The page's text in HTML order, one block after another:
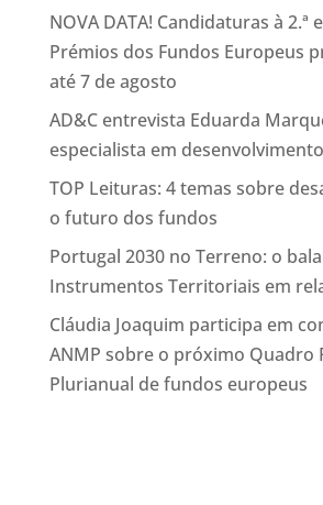
NOVA DATA! Candidaturas à 2.ª
Prémios dos Fundos Europeus
até 7 de agosto
AD&C entrevista Eduarda
especialista em
TOP Leituras: 4 temas sobre
o futuro dos fundos
Portugal 2030 no Terreno: o
Instrumentos Territoriais em
Cláudia Joaquim participa em
ANMP sobre o próximo Quadro
Plurianual de fundos europeus